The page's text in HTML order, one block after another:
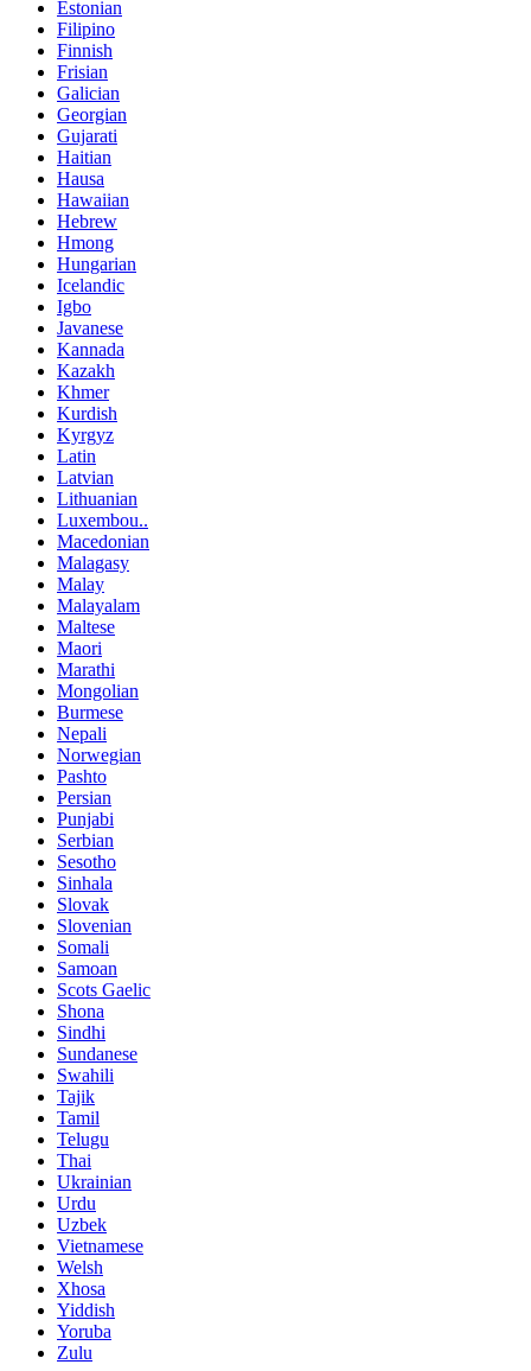
Estonian
Filipino
Finnish
Frisian
Galician
Georgian
Gujarati
Haitian
Hausa
Hawaiian
Hebrew
Hmong
Hungarian
Icelandic
Igbo
Javanese
Kannada
Kazakh
Khmer
Kurdish
Kyrgyz
Latin
Latvian
Lithuanian
Luxembou..
Macedonian
Malagasy
Malay
Malayalam
Maltese
Maori
Marathi
Mongolian
Burmese
Nepali
Norwegian
Pashto
Persian
Punjabi
Serbian
Sesotho
Sinhala
Slovak
Slovenian
Somali
Samoan
Scots Gaelic
Shona
Sindhi
Sundanese
Swahili
Tajik
Tamil
Telugu
Thai
Ukrainian
Urdu
Uzbek
Vietnamese
Welsh
Xhosa
Yiddish
Yoruba
Zulu